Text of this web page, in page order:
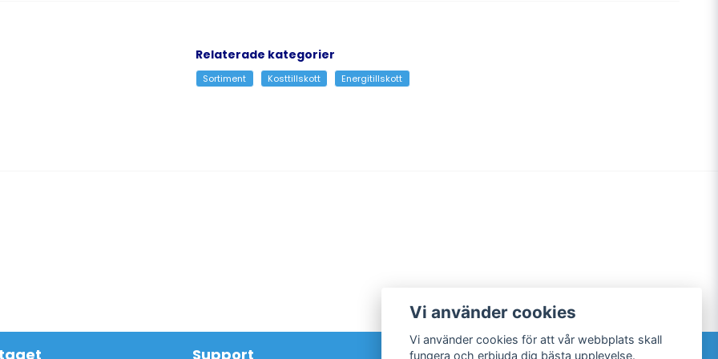
Relaterade kategorier
Sortiment Kosttillskott Energitillskott
Support Sociala medier
Vi använder cookies
Vi använder cookies för att vår webbplats skall
fungera och erbjuda dig bästa upplevelse.